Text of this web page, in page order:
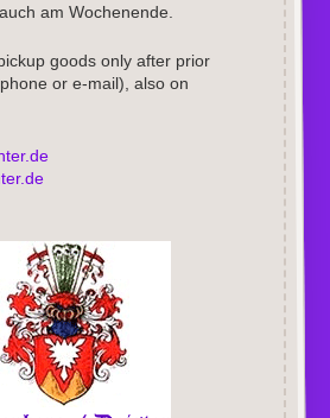
am Wochenende.
goods only after prior
or e-mail), also on